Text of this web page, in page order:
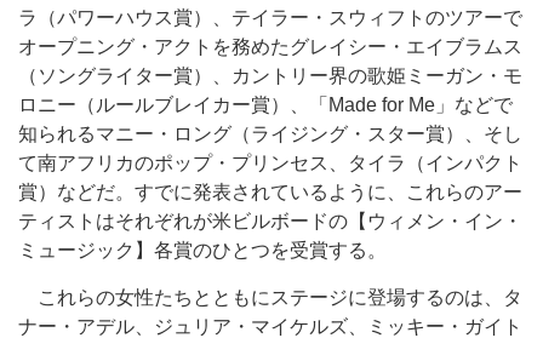
ラ（パワーハウス賞）、テイラー・スウィフトのツアーで
オープニング・アクトを務めたグレイシー・エイブラムス
（ソングライター賞）、カントリー界の歌姫ミーガン・モ
ロニー（ルールブレイカー賞）、「Made for Me」などで
知られるマニー・ロング（ライジング・スター賞）、そし
て南アフリカのポップ・プリンセス、タイラ（インパクト
賞）などだ。すでに発表されているように、これらのアー
ティストはそれぞれが米ビルボードの【ウィメン・イン・
ミュージック】各賞のひとつを受賞する。
これらの女性たちとともにステージに登場するのは、タ
ナー・アデル、ジュリア・マイケルズ、ミッキー・ガイト